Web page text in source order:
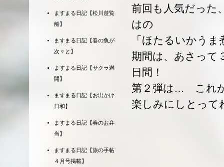
前回も人気だった
はの
「ほたるいかう
期間は、あさって
日間！
第２弾は… これ
楽しみにしとって
ますまる日記【松川遊覧
船】
ますまる日記【春の魚が
次々と】
ますまる日記【サクラ満
開】
ますまる日記【お出かけ
日和】
ますまる日記【春のお弁
当】
ますまる日記【旅の手帖
４月号掲載】